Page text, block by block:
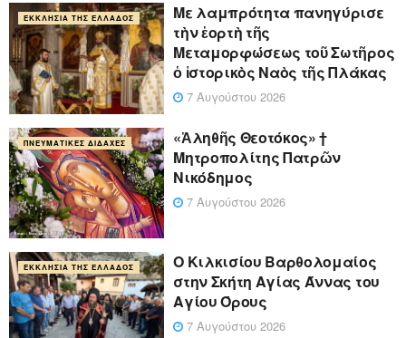
ΕΚΚΛΗΣΊΑ ΤΗΣ ΕΛΛΆΔΟΣ
Με λαμπρότητα πανηγύρισε
τὴν ἑορτὴ τῆς
Μεταμορφώσεως τοῦ Σωτῆρος
ὁ ἱστορικὸς Ναὸς τῆς Πλάκας
7 Αυγούστου 2026
ΠΝΕΥΜΑΤΙΚΈΣ ΔΙΔΑΧΈΣ
«Ἀληθῆς Θεοτόκος» †
Μητροπολίτης Πατρῶν
Νικόδημος
7 Αυγούστου 2026
ΕΚΚΛΗΣΊΑ ΤΗΣ ΕΛΛΆΔΟΣ
Ο Κιλκισίου Βαρθολομαίος
στην Σκήτη Αγίας Άννας του
Αγίου Όρους
7 Αυγούστου 2026